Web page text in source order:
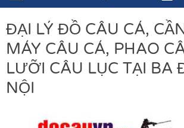
ĐẠI LÝ ĐỒ CÂU CÁ,
MÁY CÂU CÁ, PHAO
LƯỠI CÂU LỤC TẠI BA
NỘI